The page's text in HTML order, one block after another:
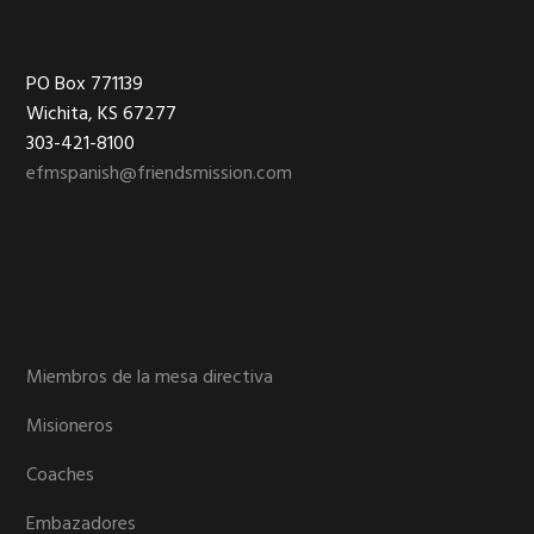
Footer
PO Box 771139
Wichita, KS 67277
303-421-8100
efmspanish@friendsmission.com
Miembros de la mesa directiva
Misioneros
Coaches
Embazadores